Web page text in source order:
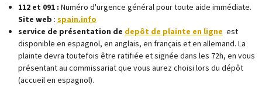
112 et 091 : Numéro d'urgence général pour toute aide immédiate.
Site web : spain.info
service de présentation de depôt de plainte en ligne est
disponible en espagnol, en anglais, en français et en allemand. La
plainte devra toutefois être ratifiée et signée dans les 72h, en vous
présentant au commissariat que vous aurez choisi lors du dépôt
(accueil en espagnol).